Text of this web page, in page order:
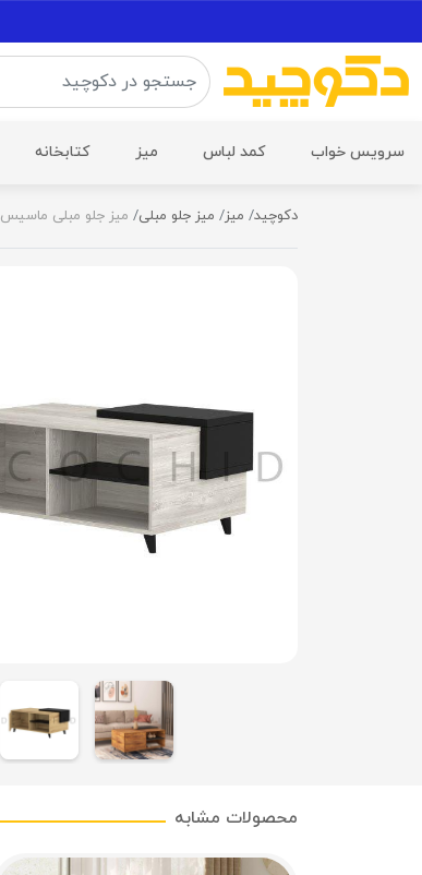
سرویس خواب کمد لباس میز کتابخانه
دکوچید میز میز جلو مبلی میز جلو مبلی ماسیس
محصولات مشابه